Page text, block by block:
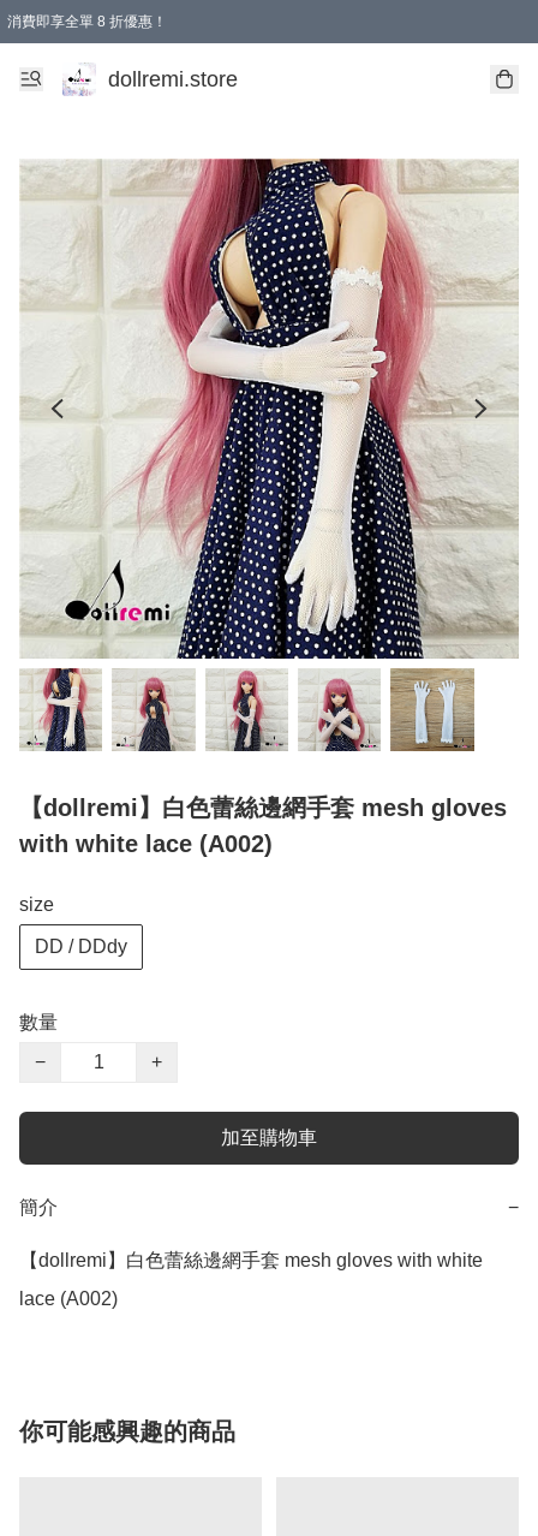
消費即享全單 8 折優惠！
購物滿 HKD 1500.00即享免運費優惠！（適用於 本地送貨、本地取貨、國際送貨 )
dollremi.store
【dollremi】白色蕾絲邊網手套 mesh gloves
with white lace (A002)
size
DD / DDdy
數量
−
+
加至購物車
簡介 −
【dollremi】白色蕾絲邊網手套 mesh gloves with white
lace (A002)
你可能感興趣的商品